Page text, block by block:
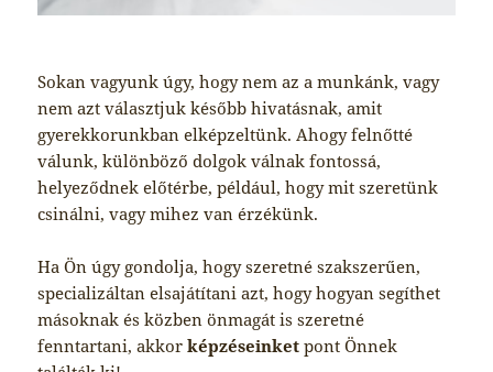
Sokan vagyunk úgy, hogy nem az a munkánk, vagy
nem azt választjuk később hivatásnak, amit
gyerekkorunkban elképzeltünk. Ahogy felnőtté
válunk, különböző dolgok válnak fontossá,
helyeződnek előtérbe, például, hogy mit szeretünk
csinálni, vagy mihez van érzékünk.
Ha Ön úgy gondolja, hogy szeretné szakszerűen,
specializáltan elsajátítani azt, hogy hogyan segíthet
másoknak és közben önmagát is szeretné
fenntartani, akkorképzéseinket pont Önnek